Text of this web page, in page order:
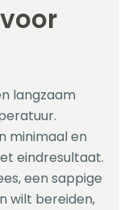
langzaam
minimaal en
eindresultaat.
een sappige
wilt bereiden,